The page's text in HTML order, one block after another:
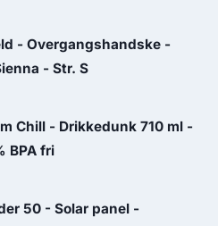
- Overgangshandske -
- Str. S
Chill - Drikkedunk 710 ml -
BPA fri
50 - Solar panel -